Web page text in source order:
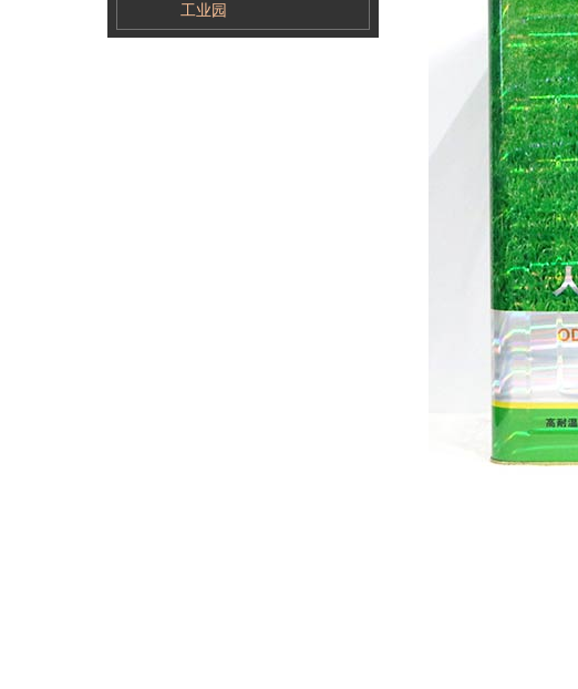
工业园